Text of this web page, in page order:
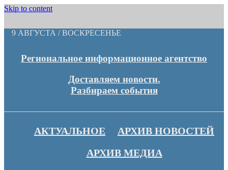
Skip to content
9 АВГУСТА / ВОСКРЕСЕНЬЕ
Региональное информационное агентство
Доставляем новости.
Разбираем события
АКТУАЛЬНОЕ
АРХИВ НОВОСТЕЙ
АРХИВ МЕДИА